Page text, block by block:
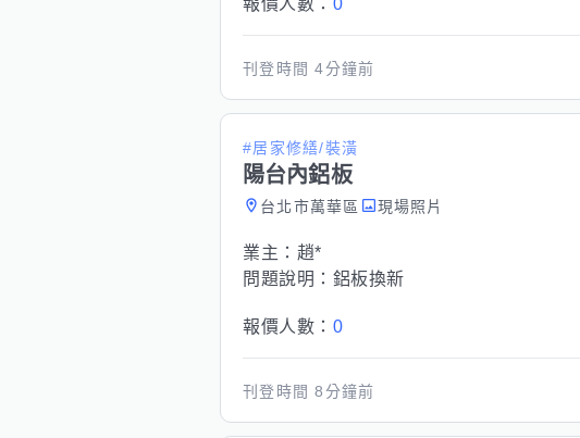
報價人數： 0
刊登時間4分鐘前
#居家修繕/裝潢
陽台內鋁板
台北市萬華區 現場照片
業主： 趙*
問題說明： 鋁板換新
報價人數： 0
刊登時間8分鐘前